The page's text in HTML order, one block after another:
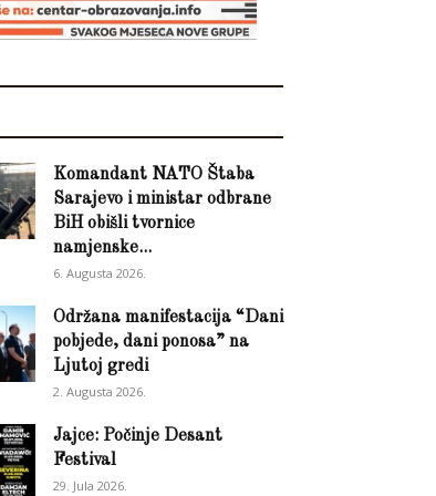
Komandant NATO Štaba
Sarajevo i ministar odbrane
BiH obišli tvornice
namjenske...
6. Augusta 2026.
Održana manifestacija “Dani
pobjede, dani ponosa” na
Ljutoj gredi
2. Augusta 2026.
Jajce: Počinje Desant
Festival
29. Jula 2026.